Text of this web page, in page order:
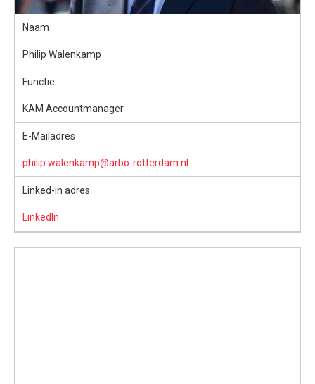
Naam
Philip Walenkamp
Functie
KAM Accountmanager
E-Mailadres
philip.walenkamp@arbo-rotterdam.nl
Linked-in adres
LinkedIn